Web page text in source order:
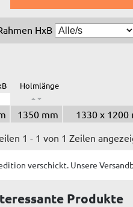
HxB
Holmlänge
1350 mm 1330 x
1 - 1 von 1 Zeilen
verschickt. Unsere
Produkte